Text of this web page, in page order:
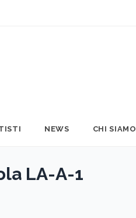
NEWS CHI SIAMO
LA-A-1